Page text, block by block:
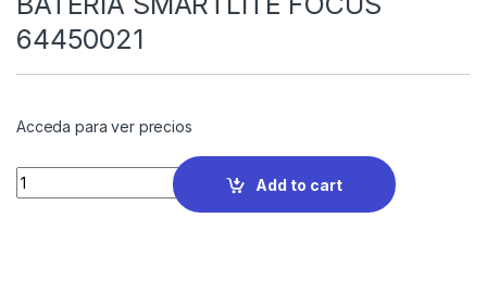
64450021
Acceda para ver precios
Quantity
Add to cart